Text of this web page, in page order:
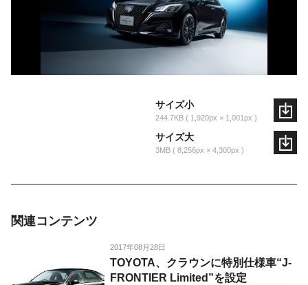
サイズ小
244.7KB 1,920px × 1,001px
サイズ大
3MB 8,256px × 4,300px
関連コンテンツ
2017年08月28日
TOYOTA、クラウンに特別仕様車“J-
FRONTIER Limited”を設定